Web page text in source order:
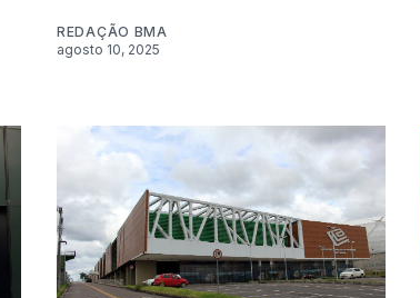
REDAÇÃO BMA
agosto 10, 2025